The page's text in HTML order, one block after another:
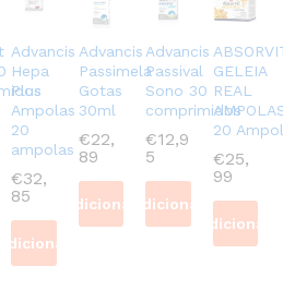
Advancis
Hepa
Plus
Ampolas
20
ampolas
€32,
85
Adicionar
Advancis
Passimela
Gotas
30ml
€22,
89
Adicionar
Advancis
Passival
Sono 30
comprimidos
€12,9
5
Adicionar
GELEIA
REAL
20
€25,
99
Adicionar